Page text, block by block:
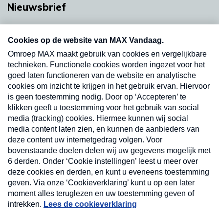
Nieuwsbrief
nieuwsbrief. Elke vrijdag- en dinsdagochtend in
uw mailbox.
Verzend
Nieuwsbrief
Neem hier een gratis abonnement op onze
nieuwsbrief. Elke vrijdag- en dinsdagochtend in uw